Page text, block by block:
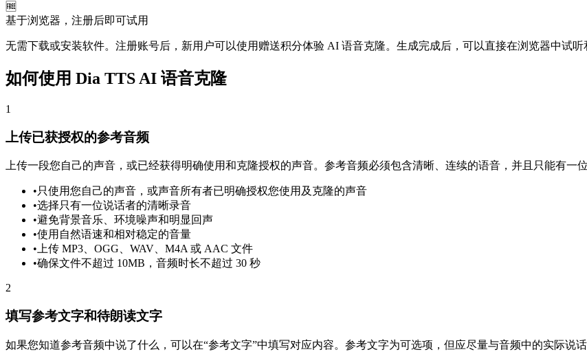
🆓
基于浏览器，注册后即可试用
无需下载或安装软件。注册账号后，新用户可以使用赠送积分体验 AI 语音克隆。生成完成后，可以直接在浏览器中试
如何使用 Dia TTS AI 语音克隆
1
上传已获授权的参考音频
上传一段您自己的声音，或已经获得明确使用和克隆授权的声音。参考音频必须包含清晰、连续的语音，并且只能有一位
•只使用您自己的声音，或声音所有者已明确授权您使用及克隆的声音
•选择只有一位说话者的清晰录音
•避免背景音乐、环境噪声和明显回声
•使用自然语速和相对稳定的音量
•上传 MP3、OGG、WAV、M4A 或 AAC 文件
•确保文件不超过 10MB，音频时长不超过 30 秒
2
填写参考文字和待朗读文字
如果您知道参考音频中说了什么，可以在“参考文字”中填写对应内容。参考文字为可选项，但应尽量与音频中的实际说